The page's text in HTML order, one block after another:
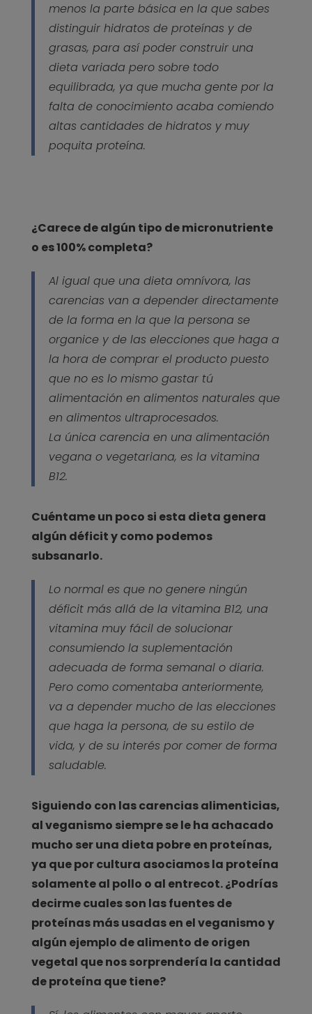
menos la parte básica en la que sabes
distinguir hidratos de proteínas y de
grasas, para así poder construir una
dieta variada pero sobre todo
equilibrada, ya que mucha gente por la
falta de conocimiento acaba comiendo
altas cantidades de hidratos y muy
poquita proteína.
¿Carece de algún tipo de micronutriente
o es 100% completa?
Al igual que una dieta omnívora, las
carencias van a depender directamente
de la forma en la que la persona se
organice y de las elecciones que haga a
la hora de comprar el producto puesto
que no es lo mismo gastar tú
alimentación en alimentos naturales que
en alimentos ultraprocesados.
La única carencia en una alimentación
vegana o vegetariana, es la vitamina
B12.
Cuéntame un poco si esta dieta genera
algún déficit y como podemos
subsanarlo.
Lo normal es que no genere ningún
déficit más allá de la vitamina B12, una
vitamina muy fácil de solucionar
consumiendo la suplementación
adecuada de forma semanal o diaria.
Pero como comentaba anteriormente,
va a depender mucho de las elecciones
que haga la persona, de su estilo de
vida, y de su interés por comer de forma
saludable.
Siguiendo con las carencias alimenticias,
al veganismo siempre se le ha achacado
mucho ser una dieta pobre en proteínas,
ya que por cultura asociamos la proteína
solamente al pollo o al entrecot. ¿Podrías
decirme cuales son las fuentes de
proteínas más usadas en el veganismo y
algún ejemplo de alimento de origen
vegetal que nos sorprendería la cantidad
de proteína que tiene?